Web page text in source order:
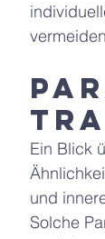
Ein Blick
und
Solche